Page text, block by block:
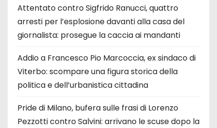
Attentato contro Sigfrido Ranucci, quattro
arresti per l’esplosione davanti alla casa del
giornalista: prosegue la caccia ai mandanti
Addio a Francesco Pio Marcoccia, ex sindaco di
Viterbo: scompare una figura storica della
politica e dell’urbanistica cittadina
Pride di Milano, bufera sulle frasi di Lorenzo
Pezzotti contro Salvini: arrivano le scuse dopo la